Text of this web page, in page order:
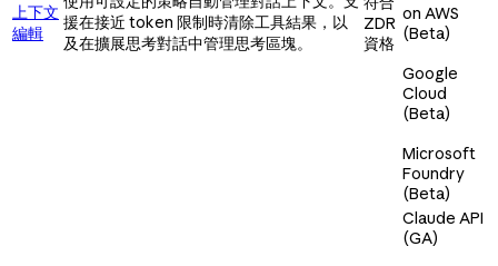
上下文
編輯
援在接近 token 限制時清除工具結果，以
及在擴展思考對話中管理思考區塊。
ZDR
資格
on AWS
(Beta)
Google
Cloud
(Beta)
Microsoft
Foundry
(Beta)
Claude API
(GA)